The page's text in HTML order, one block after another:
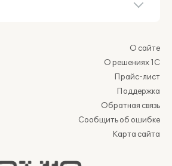
О сайте
О решениях 1С
Прайс-лист
Поддержка
Обратная связь
Сообщить об ошибке
Карта сайта